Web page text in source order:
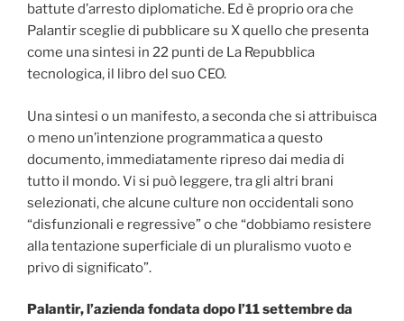
battute d’arresto diplomatiche. Ed è proprio ora che
Palantir sceglie di pubblicare su X quello che presenta
come una sintesi in 22 punti de La Repubblica
tecnologica, il libro del suo CEO.
Una sintesi o un manifesto, a seconda che si attribuisca
o meno un’intenzione programmatica a questo
documento, immediatamente ripreso dai media di
tutto il mondo. Vi si può leggere, tra gli altri brani
selezionati, che alcune culture non occidentali sono
“disfunzionali e regressive” o che “dobbiamo resistere
alla tentazione superficiale di un pluralismo vuoto e
privo di significato”.
Palantir, l’azienda fondata dopo l’11 settembre da